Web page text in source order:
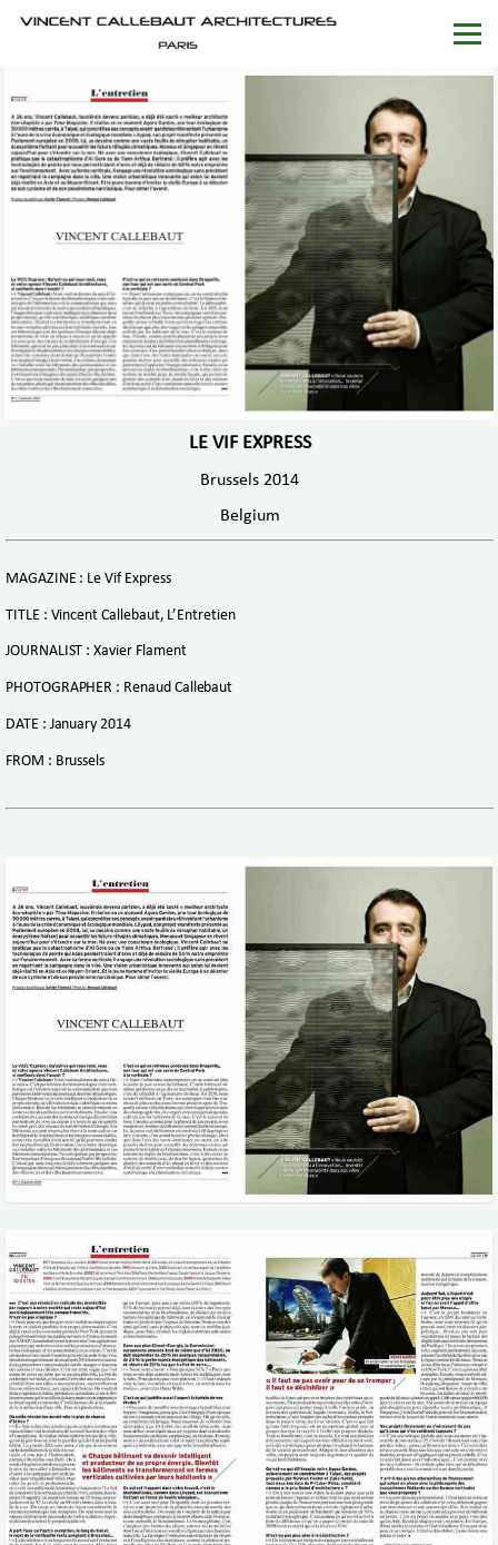
LE VIF EXPRESS
Brussels 2014
Belgium
MAGAZINE : Le Vif Express
TITLE : Vincent Callebaut, L’Entretien
JOURNALIST : Xavier Flament
PHOTOGRAPHER : Renaud Callebaut
DATE : January 2014
FROM : Brussels